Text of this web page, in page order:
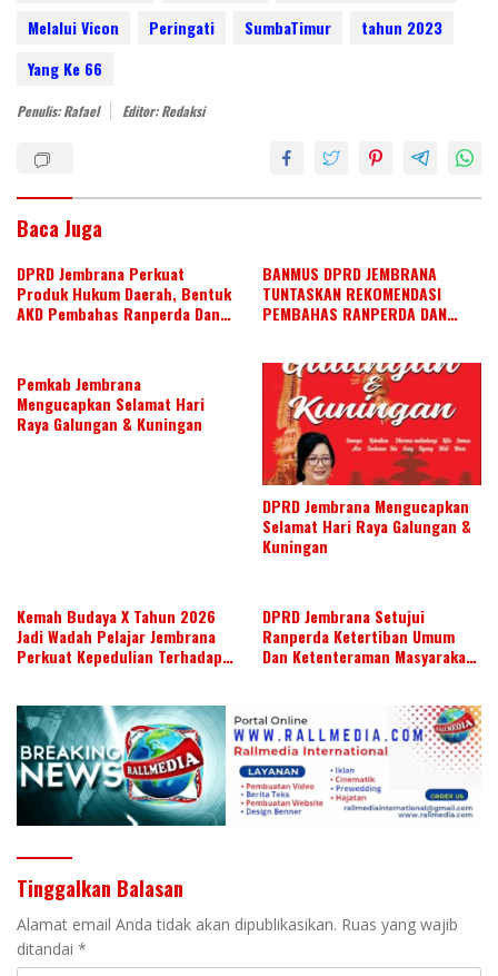
er e
n
b
o
s
p
e
Melalui Vicon
Peringati SumbaTimur
tahun 2023
Yang Ke 66
Penulis: Rafael Editor: Redaksi
Baca Juga
DPRD Jembrana Perkuat
Produk Hukum Daerah, Bentuk
AKD Pembahas Ranperda Dan
BANMUS DPRD JEMBRANA
TUNTASKAN REKOMENDASI
PEMBAHAS RANPERDA DAN
Pemkab Jembrana
Mengucapkan Selamat Hari
Raya Galungan & Kuningan
DPRD Jembrana Mengucapkan
Selamat Hari Raya Galungan &
Kuningan
Kemah Budaya X Tahun 2026
Jadi Wadah Pelajar Jembrana
Perkuat Kepedulian Terhadap
DPRD Jembrana Setujui
Ranperda Ketertiban Umum
Dan Ketenteraman Masyarakat
Tinggalkan Balasan
Alamat email Anda tidak akan dipublikasikan. Ruas yang wajib
ditandai *